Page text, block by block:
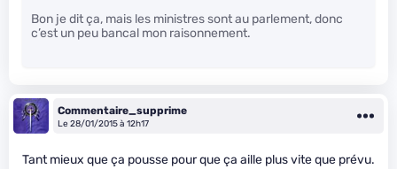
Bon je dit ça, mais les ministres sont au parlement, donc
c’est un peu bancal mon raisonnement.
Commentaire_supprime
Le 28/01/2015 à 12h17
Tant mieux que ça pousse pour que ça aille plus vite que prévu.